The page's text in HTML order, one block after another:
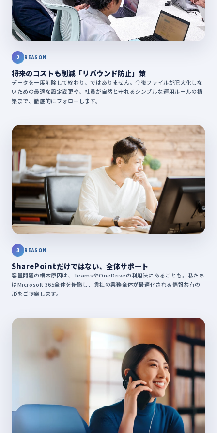
2 REASON
将来のコストも削減「リバウンド防止」策
データを一度削除して終わり、ではありません。今後ファイルが肥大化しな
いための最適な設定変更や、社員が自然と守れるシンプルな運用ルールの構
築まで、徹底的にフォローします。
3 REASON
SharePointだけではない、全体サポート
容量問題の根本原因は、TeamsやOneDriveの利用法にあることも。私たち
はMicrosoft 365全体を俯瞰し、貴社の業務全体が最適化される情報共有の
形をご提案します。